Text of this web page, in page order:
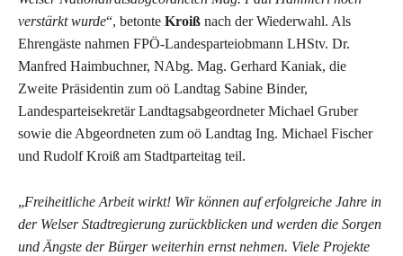
verstärkt wurde“, betonte Kroiß nach der Wiederwahl. Als
Ehrengäste nahmen FPÖ-Landesparteiobmann LHStv. Dr.
Manfred Haimbuchner, NAbg. Mag. Gerhard Kaniak, die
Zweite Präsidentin zum oö Landtag Sabine Binder,
Landesparteisekretär Landtagsabgeordneter Michael Gruber
sowie die Abgeordneten zum oö Landtag Ing. Michael Fischer
und Rudolf Kroiß am Stadtparteitag teil.
„Freiheitliche Arbeit wirkt! Wir können auf erfolgreiche Jahre in
der Welser Stadtregierung zurückblicken und werden die Sorgen
und Ängste der Bürger weiterhin ernst nehmen. Viele Projekte